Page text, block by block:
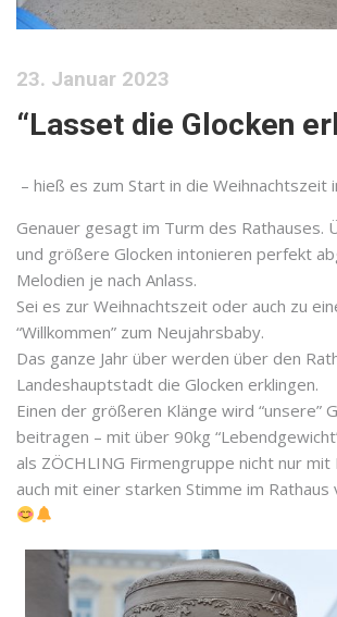
23. Januar 2023
“Lasset die Glocken
– hieß es zum Start in die Weihnachtszeit
Genauer gesagt im Turm des Rathauses.
und größere Glocken intonieren perfekt
Melodien je nach Anlass.
Sei es zur Weihnachtszeit oder auch zu
“Willkommen” zum Neujahrsbaby.
Das ganze Jahr über werden über den
Landeshauptstadt die Glocken erklingen.
Einen der größeren Klänge wird “unsere”
beitragen – mit über 90kg
als ZÖCHLING Firmengruppe nicht nur
auch mit einer starken Stimme im